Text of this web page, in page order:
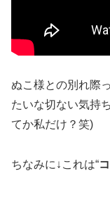
ぬこ様との別れ際
たいな切ない気持
てか私だけ？笑)
ちなみに↓これは“